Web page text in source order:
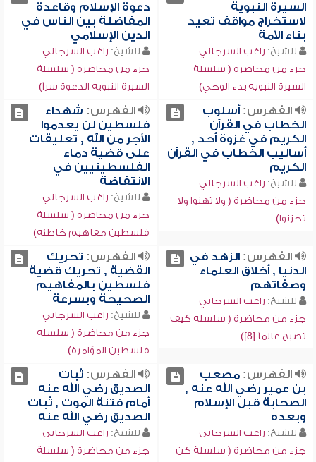
السيرة النبوية
لاستخراج مواقف تعيد
بناء الأمة
للشيخ: راغب السرجاني
جزء من محاضرة ( سلسلة
السيرة النبوية بدء الوحي)
دعوة الإسلام وقاعدة
المفاضلة بين الناس في
الدين الإسلامي
للشيخ: راغب السرجاني
جزء من محاضرة ( سلسلة
السيرة النبوية الدعوة سراً)
الفهرس:أسلوب
الخطاب في القرآن
الكريم في غزوة أحد ,
أساليب الخطاب في القرآن
الكريم
للشيخ: راغب السرجاني
جزء من محاضرة ( ولا تهنوا ولا
تحزنوا)
الفهرس: شهداء
فلسطين لن يعدموا
الأجر من الله , تعليقات
على قضية دماء
الفلسطينيين في
الانتفاضة
للشيخ: راغب السرجاني
جزء من محاضرة ( سلسلة
فلسطين مفاهيم خاطئة)
الفهرس:الزهد في
الدنيا , أخلاق العلماء
وصفاتهم
للشيخ: راغب السرجاني
جزء من محاضرة ( سلسلة كيف
تصبح عالماً [8])
الفهرس: تحريك
القضية , تحريك قضية
فلسطين بالمفاهيم
الصحيحة وبسرعة
للشيخ: راغب السرجاني
جزء من محاضرة ( سلسلة
فلسطين المؤامرة)
الفهرس:مصعب
بن عمير رضي الله عنه ,
الصحابة قبل الإسلام
وبعده
للشيخ: راغب السرجاني
جزء من محاضرة ( سلسلة كن
الفهرس:ثبات
الصديق رضي الله عنه
أمام فتنة الموت , ثبات
الصديق رضي الله عنه
للشيخ: راغب السرجاني
جزء من محاضرة ( سلسلة